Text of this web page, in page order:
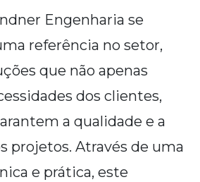
Engenharia se
referência no setor,
que não apenas
dos clientes,
a qualidade e a
projetos. Através de uma
e prática, este